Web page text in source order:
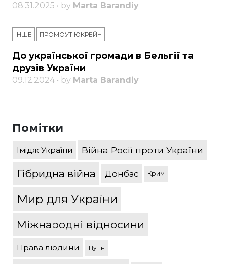
08.31.2025 • by Marta Barandiy
ІНШЕ ПРОМОУТ ЮКРЕЙН
До української громади в Бельгії та
друзів України
09.12.2024 • by Marta Barandiy
Помітки
Імідж України Війна Росії проти України
Гібридна війна Донбас Крим
Мир для України
Міжнародні відносини
Права людини Путін